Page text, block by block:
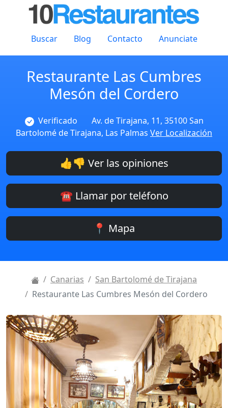
Buscar Blog Contacto Anunciate
Restaurante Las Cumbres
Mesón del Cordero
Verificado
Av. de Tirajana, 11, 35100 San
Bartolomé de Tirajana, Las Palmas Ver Localización
👍👎 Ver las opiniones
☎️ Llamar por teléfono
📍 Mapa
Canarias
San Bartolomé de Tirajana
Restaurante Las Cumbres Mesón del Cordero